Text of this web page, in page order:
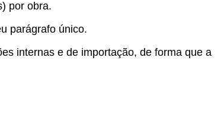
por obra.
parágrafo único.
internas e de importação, de forma que a